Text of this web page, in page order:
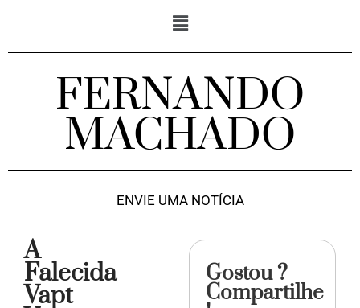
FERNANDO
MACHADO
ENVIE UMA NOTÍCIA
A
Falecida
Vapt
Gostou ?
Compartilhe